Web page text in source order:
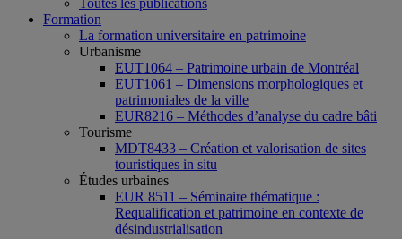
Toutes les publications
Formation
La formation universitaire en patrimoine
Urbanisme
EUT1064 – Patrimoine urbain de Montréal
EUT1061 – Dimensions morphologiques et
patrimoniales de la ville
EUR8216 – Méthodes d’analyse du cadre bâti
Tourisme
MDT8433 – Création et valorisation de sites
touristiques in situ
Études urbaines
EUR 8511 – Séminaire thématique :
Requalification et patrimoine en contexte de
désindustrialisation